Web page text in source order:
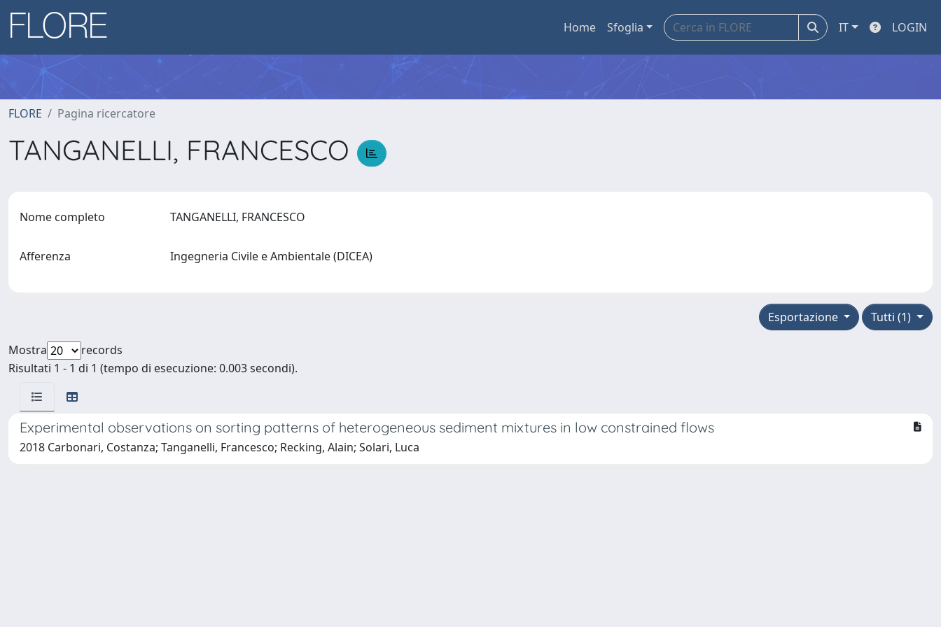
Home Sfoglia IT LOGIN
FLORE Pagina ricercatore
TANGANELLI, FRANCESCO
Nome completo TANGANELLI, FRANCESCO
Afferenza Ingegneria Civile e Ambientale (DICEA)
Tutti (1)
Esportazione
Mostra
records
Risultati 1 - 1 di 1 (tempo di esecuzione: 0.003 secondi).
Experimental observations on sorting patterns of heterogeneous sediment mixtures in low constrained flows
2018 Carbonari, Costanza; Tanganelli, Francesco; Recking, Alain; Solari, Luca